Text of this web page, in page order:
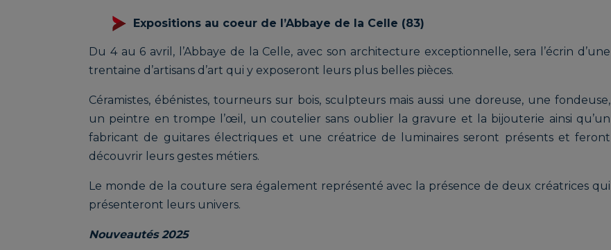
Expositions au coeur de l’Abbaye de la Celle (83)
Du 4 au 6 avril, l’Abbaye de la Celle, avec son architecture exceptionnelle, sera l’écrin d’une
trentaine d’artisans d’art qui y exposeront leurs plus belles pièces.
Céramistes, ébénistes, tourneurs sur bois, sculpteurs mais aussi une doreuse, une fondeuse,
un peintre en trompe l’œil, un coutelier sans oublier la gravure et la bijouterie ainsi qu’un
fabricant de guitares électriques et une créatrice de luminaires seront présents et feront
découvrir leurs gestes métiers.
Le monde de la couture sera également représenté avec la présence de deux créatrices qui
présenteront leurs univers.
Nouveautés 2025